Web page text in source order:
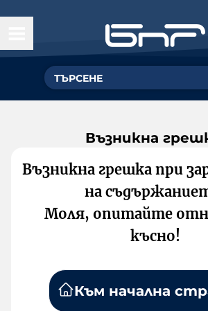
Възникна
Възникна грешка при
на
Моля, опитайте
късно!
Към начална